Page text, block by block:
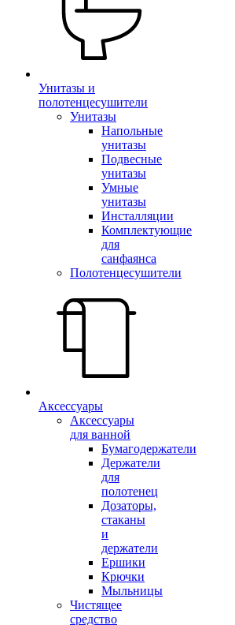
Унитазы и
полотенцесушители
Унитазы
Напольные
унитазы
Подвесные
унитазы
Умные
унитазы
Инсталляции
Комплектующие
для
санфаянса
Полотенцесушители
Аксессуары
Аксессуары
для ванной
Бумагодержатели
Держатели
для
полотенец
Дозаторы,
стаканы
и
держатели
Ершики
Крючки
Мыльницы
Чистящее
средство